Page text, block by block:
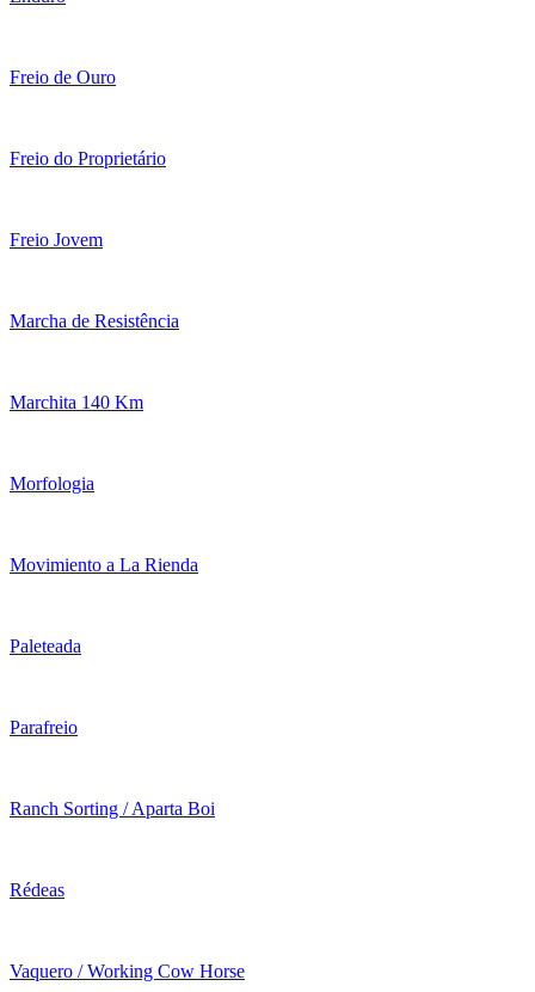
Freio de Ouro
Freio do Proprietário
Freio Jovem
Marcha de Resistência
Marchita 140 Km
Morfologia
Movimiento a La Rienda
Paleteada
Parafreio
Ranch Sorting / Aparta Boi
Rédeas
Vaquero / Working Cow Horse